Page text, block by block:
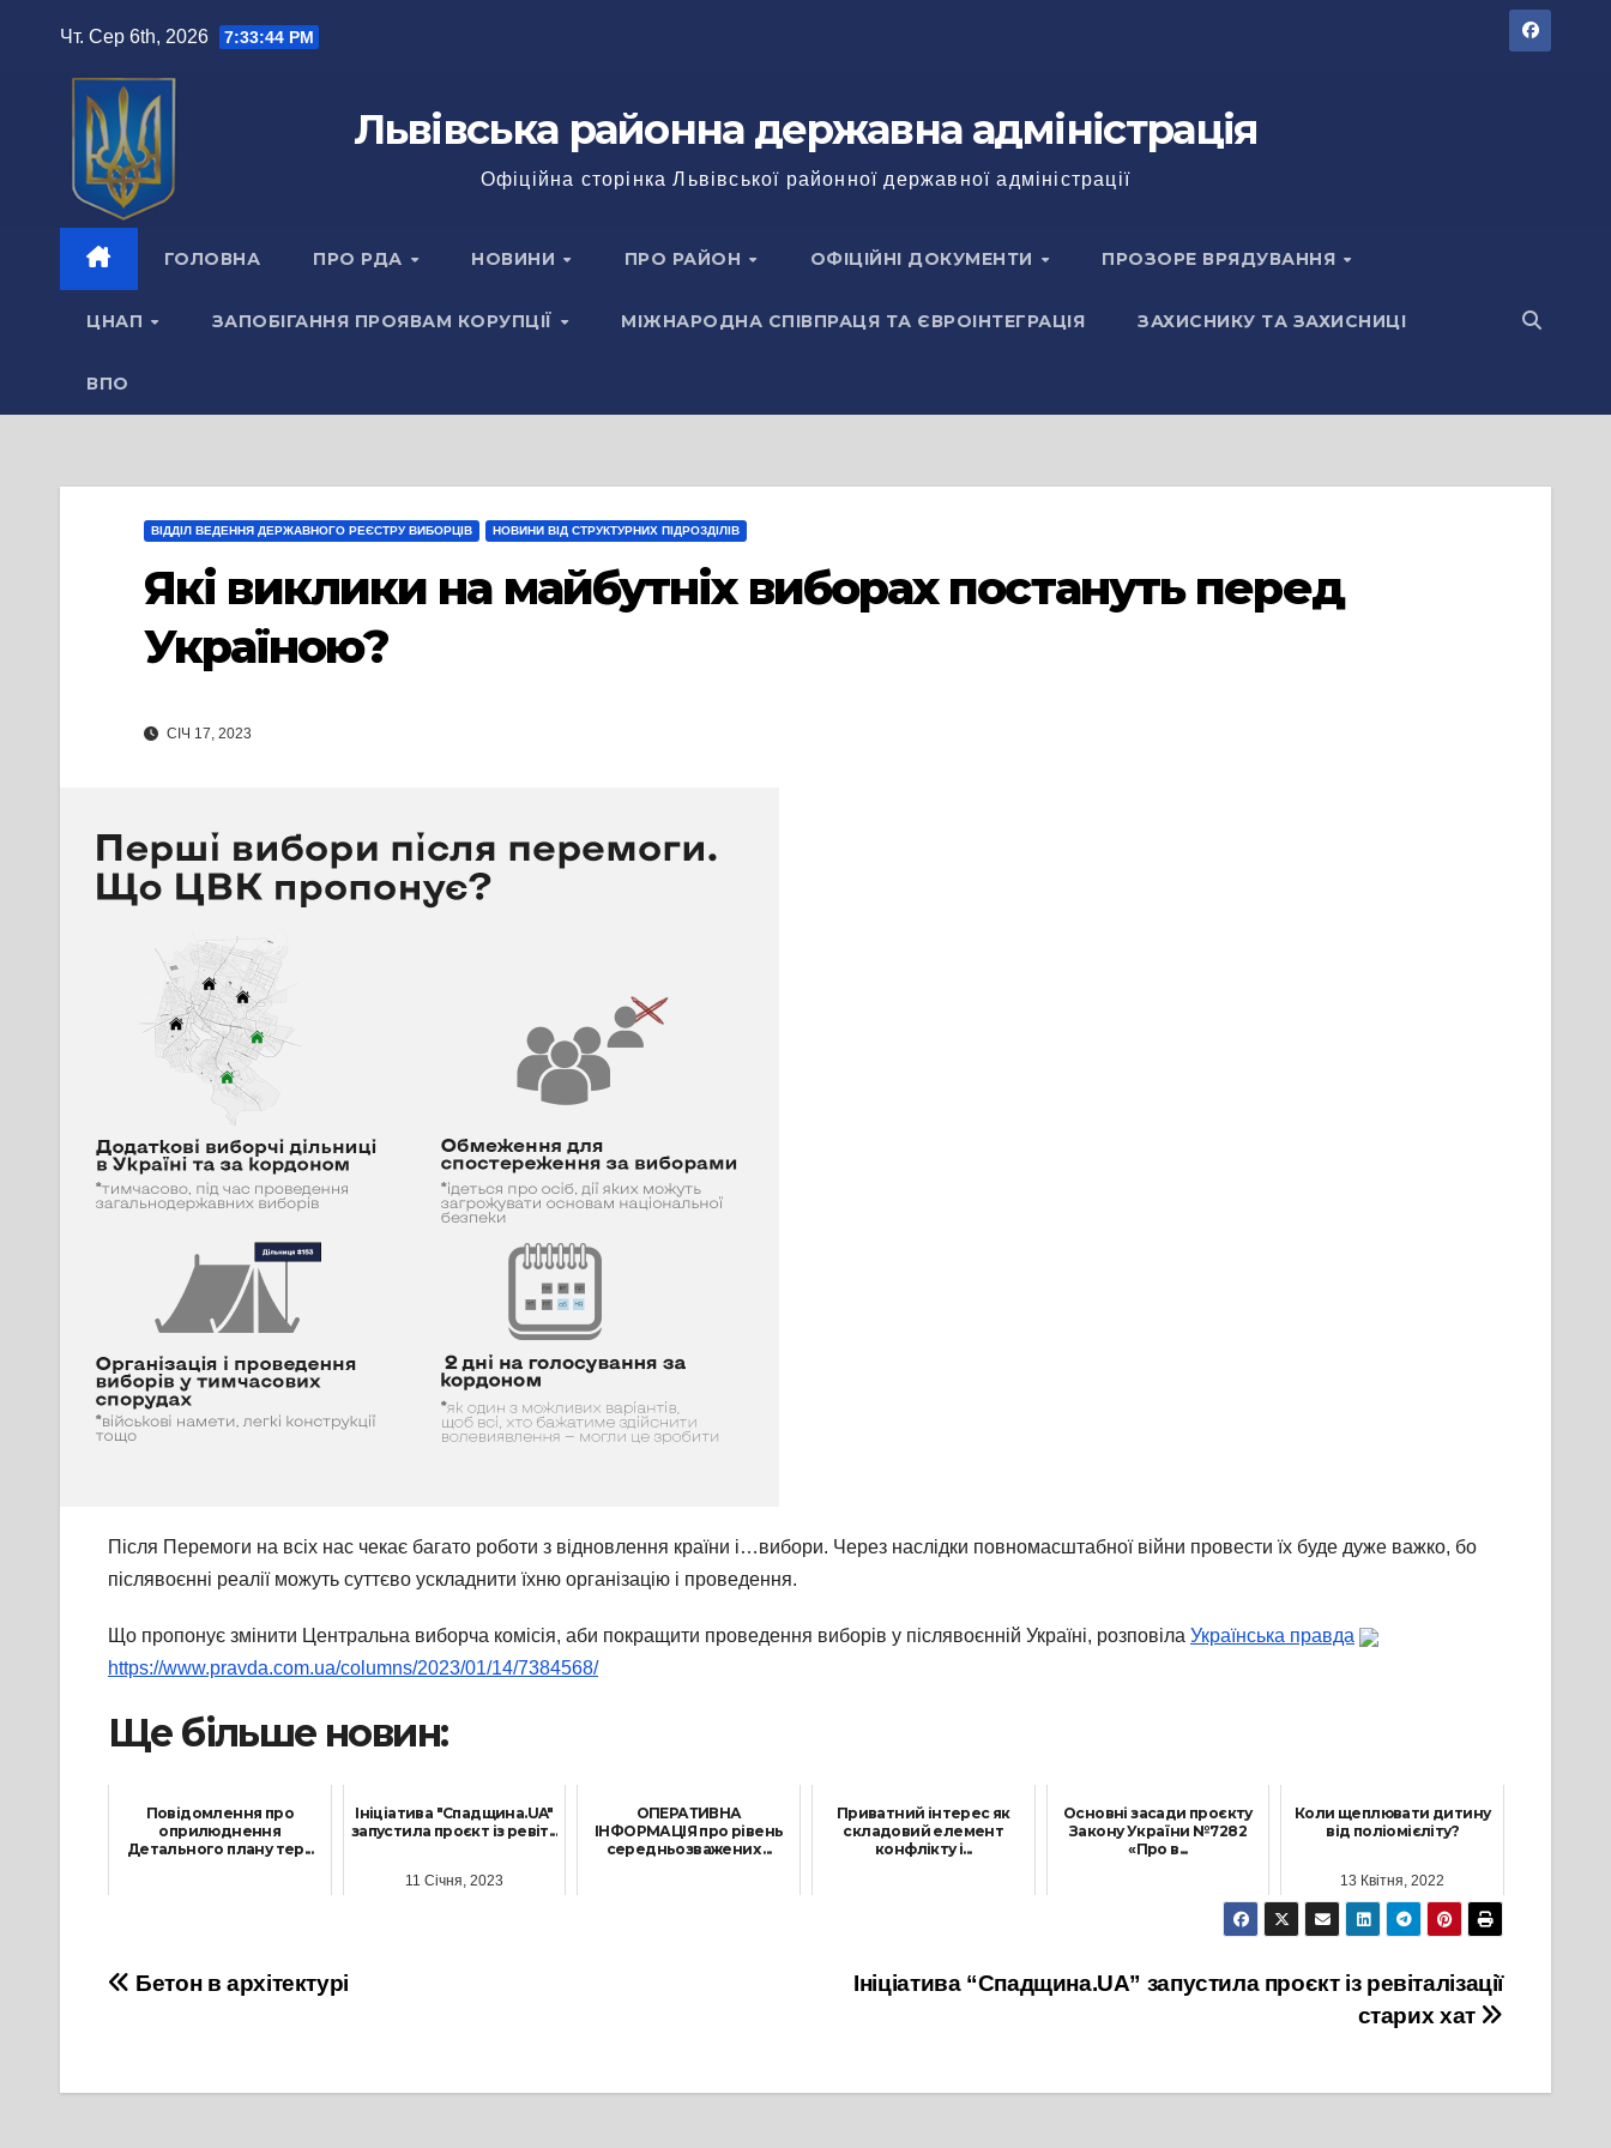
Чт. Сер 6th, 2026 7:33:45 PM
Львівська районна державна адміністрація
Офіційна сторінка Львівської районної державної адміністрації
ГОЛОВНА ПРО РДА НОВИНИ ПРО РАЙОН ОФІЦІЙНІ ДОКУМЕНТИ ПРОЗОРЕ ВРЯДУВАННЯ
ЦНАП ЗАПОБІГАННЯ ПРОЯВАМ КОРУПЦІЇ МІЖНАРОДНА СПІВПРАЦЯ ТА ЄВРОІНТЕГРАЦІЯ ЗАХИСНИКУ ТА ЗАХИСНИЦІ
ВПО
ВІДДІЛ ВЕДЕННЯ ДЕРЖАВНОГО РЕЄСТРУ ВИБОРЦІВ НОВИНИ ВІД СТРУКТУРНИХ ПІДРОЗДІЛІВ
Які виклики на майбутніх виборах постануть перед
Україною?
СІЧ 17, 2023
Після Перемоги на всіх нас чекає багато роботи з відновлення країни і…вибори. Через наслідки повномасштабної війни провести їх буде дуже важко, бо
післявоєнні реалії можуть суттєво ускладнити їхню організацію і проведення.
Що пропонує змінити Центральна виборча комісія, аби покращити проведення виборів у післявоєнній Україні, розповіла Українська правда
https://www.pravda.com.ua/columns/2023/01/14/7384568/
Ще більше новин:
Повідомлення про
оприлюднення
Детального плану тер...
Ініціатива "Спадщина.UA"
запустила проєкт із ревіт...
11 Січня, 2023
ОПЕРАТИВНА
ІНФОРМАЦІЯ про рівень
середньозважених ...
Приватний інтерес як
складовий елемент
конфлікту і...
Основні засади проєкту
Закону України №7282
«Про в...
Коли щеплювати дитину
від поліомієліту?
13 Квітня, 2022
Навігація
Ініціатива “Спадщина.UA” запустила проєкт із ревіталізації
старих хат
Бетон в архітектурі